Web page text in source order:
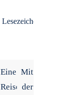
Lesezeichen
Eine
Reise
Mit
der